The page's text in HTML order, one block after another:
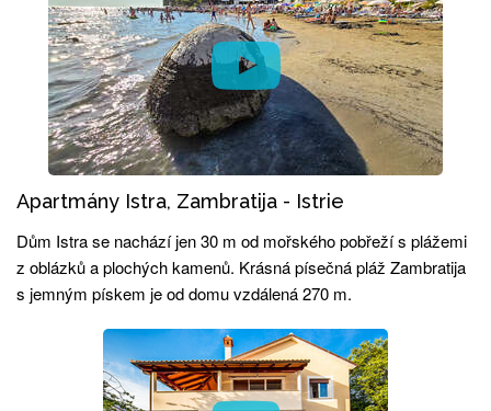
Apartmány Istra, Zambratija - Istrie
Dům Istra se nachází jen 30 m od mořského pobřeží s plážemi
z oblázků a plochých kamenů. Krásná písečná pláž Zambratija
s jemným pískem je od domu vzdálená 270 m.